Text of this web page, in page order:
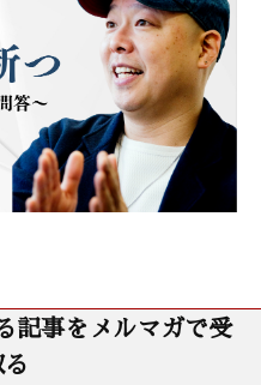
記事をメルマガで受